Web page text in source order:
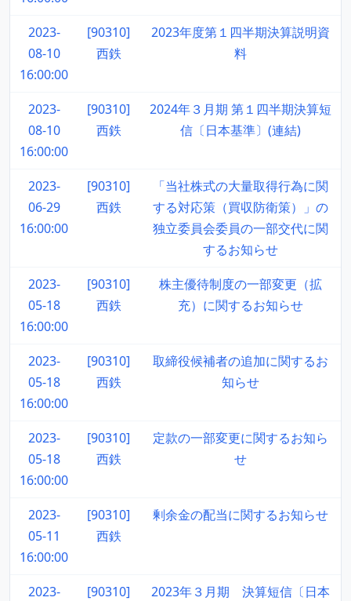
2023-
08-10
16:00:00
[90310]
西鉄
2023年度第１四半期決算説明資
料
2023-
08-10
16:00:00
[90310]
西鉄
2024年３月期 第１四半期決算短
信〔日本基準〕(連結)
2023-
06-29
16:00:00
[90310]
西鉄
「当社株式の大量取得行為に関
する対応策（買収防衛策）」の
独立委員会委員の一部交代に関
するお知らせ
2023-
05-18
16:00:00
[90310]
西鉄
株主優待制度の一部変更（拡
充）に関するお知らせ
2023-
05-18
16:00:00
[90310]
西鉄
取締役候補者の追加に関するお
知らせ
2023-
05-18
16:00:00
[90310]
西鉄
定款の一部変更に関するお知ら
せ
2023-
05-11
16:00:00
[90310]
西鉄
剰余金の配当に関するお知らせ
2023-
[90310]
2023年３月期 決算短信〔日本